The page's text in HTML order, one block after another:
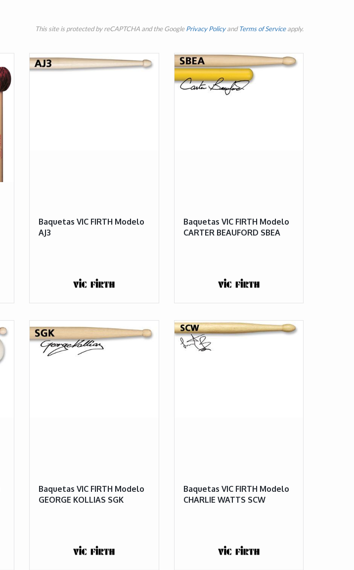
This site is protected by reCAPTCHA and the GooglePrivacy PolicyandTerms of Serviceapply.
Baquetas VIC FIRTH Modelo
AJ3
Baquetas VIC FIRTH Modelo
CARTER BEAUFORD SBEA
Baquetas VIC FIRTH Modelo
GEORGE KOLLIAS SGK
Baquetas VIC FIRTH Modelo
CHARLIE WATTS SCW